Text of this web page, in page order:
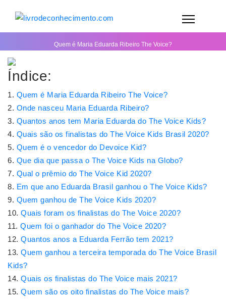
Quem é Maria Eduarda Ribeiro The Voice?
Índice:
Quem é Maria Eduarda Ribeiro The Voice?
Onde nasceu Maria Eduarda Ribeiro?
Quantos anos tem Maria Eduarda do The Voice Kids?
Quais são os finalistas do The Voice Kids Brasil 2020?
Quem é o vencedor do Devoice Kid?
Que dia que passa o The Voice Kids na Globo?
Qual o prêmio do The Voice Kid 2020?
Em que ano Eduarda Brasil ganhou o The Voice Kids?
Quem ganhou de The Voice Kids 2020?
Quais foram os finalistas do The Voice 2020?
Quem foi o ganhador do The Voice 2020?
Quantos anos a Eduarda Ferrão tem 2021?
Quem ganhou a terceira temporada do The Voice Brasil
Kids?
Quais os finalistas do The Voice mais 2021?
Quem são os oito finalistas do The Voice mais?